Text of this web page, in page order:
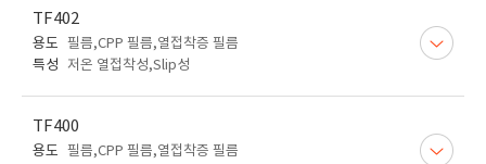
TF402
용도 필름,CPP 필름,열접착증 필름
특성
저온 열접착성,Slip성
TF400
용도 필름,CPP 필름,열접착증 필름